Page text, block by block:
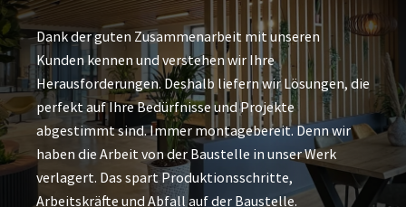
Dank der guten Zusammenarbeit mit unseren
Kunden kennen und verstehen wir Ihre
Herausforderungen. Deshalb liefern wir Lösungen, die
perfekt auf Ihre Bedürfnisse und Projekte
abgestimmt sind. Immer montagebereit. Denn wir
haben die Arbeit von der Baustelle in unser Werk
verlagert. Das spart Produktionsschritte,
Arbeitskräfte und Abfall auf der Baustelle.